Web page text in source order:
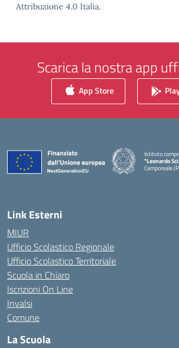
Attribuzione 4.0 Italia.
Scarica la nostra app
App Store
Istituto
"Leonardo
Camporeale
— Visita la
Link Esterni
MIUR
Ufficio Scolastico Regionale
Ufficio Scolastico Territoriale
Scuola in Chiaro
Iscrizioni On Line
Invalsi
Comune
La Scuola